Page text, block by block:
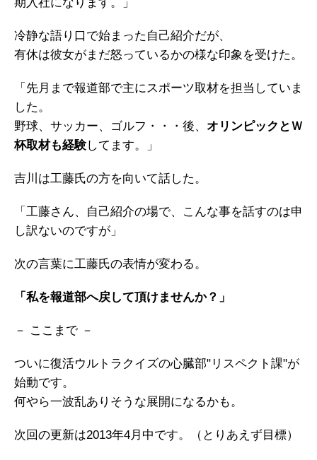
冷静な語り口で始まった自己紹介だが、
有休は彼女がまだ怒っているかの様な印象を受けた。
「先月まで報道部で主にスポーツ取材を担当していま
した。
野球、サッカー、ゴルフ・・・後、 オリンピックとＷ
杯取材も経験してます。」
吉川は工藤氏の方を向いて話した。
「工藤さん、自己紹介の場で、こんな事を話すのは申
し訳ないのですが」
次の言葉に工藤氏の表情が変わる。
「私を報道部へ戻して頂けませんか？」
－ ここまで －
ついに復活ウルトラクイズの心臓部"リスペクト課"が
始動です。
何やら一波乱ありそうな展開になるかも。
次回の更新は2013年4月中です。（とりあえず目標）